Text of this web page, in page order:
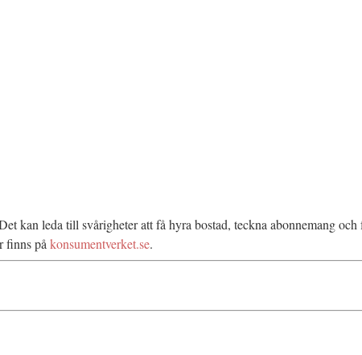
kan leda till svårigheter att få hyra bostad, teckna abonnemang
finns påkonsumentverket.se.